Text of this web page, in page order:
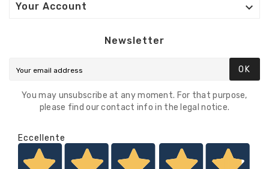
Your Account 
Newsletter
OK
You may unsubscribe at any moment. For that purpose,
please find our contact info in the legal notice.
Eccellente